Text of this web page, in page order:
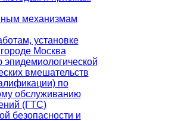
механизмам
установке
Москва
вмешательств
по
обслуживанию
(ГТС)
безопасности и